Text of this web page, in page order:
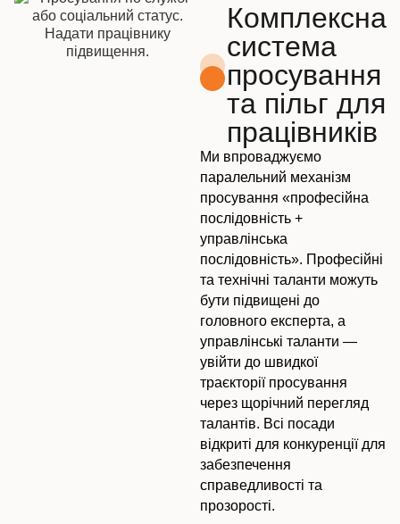
Комплексна
система
просування
та пільг для
працівників
Ми впроваджуємо
паралельний механізм
просування «професійна
послідовність +
управлінська
послідовність». Професійні
та технічні таланти можуть
бути підвищені до
головного експерта, а
управлінські таланти —
увійти до швидкої
траєкторії просування
через щорічний перегляд
талантів. Всі посади
відкриті для конкуренції для
забезпечення
справедливості та
прозорості.